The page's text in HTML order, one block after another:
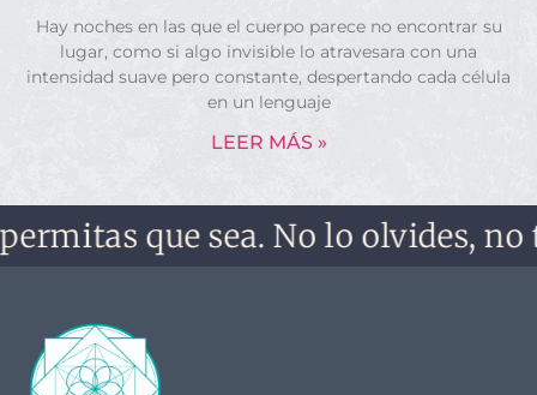
Hay noches en las que el cuerpo parece no encontrar su
lugar, como si algo invisible lo atravesara con una
intensidad suave pero constante, despertando cada célula
en un lenguaje
LEER MÁS »
que sea. No lo olvides, no te